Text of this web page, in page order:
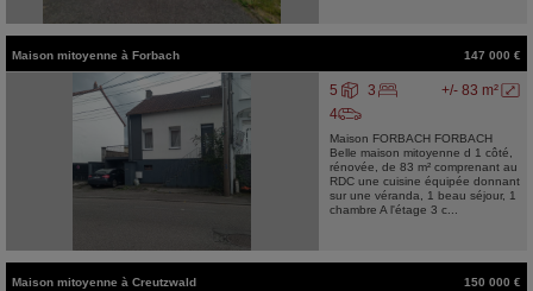
Maison mitoyenne à Forbach 147 000 €
+/- 83 m²
5
3
4
Maison FORBACH FORBACH
Belle maison mitoyenne d 1 côté,
rénovée, de 83 m² comprenant au
RDC une cuisine équipée donnant
sur une véranda, 1 beau séjour, 1
chambre A l'étage 3 c...
Maison mitoyenne à Creutzwald 150 000 €